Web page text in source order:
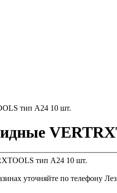
тип А24 10 шт.
уточняйте по телефону